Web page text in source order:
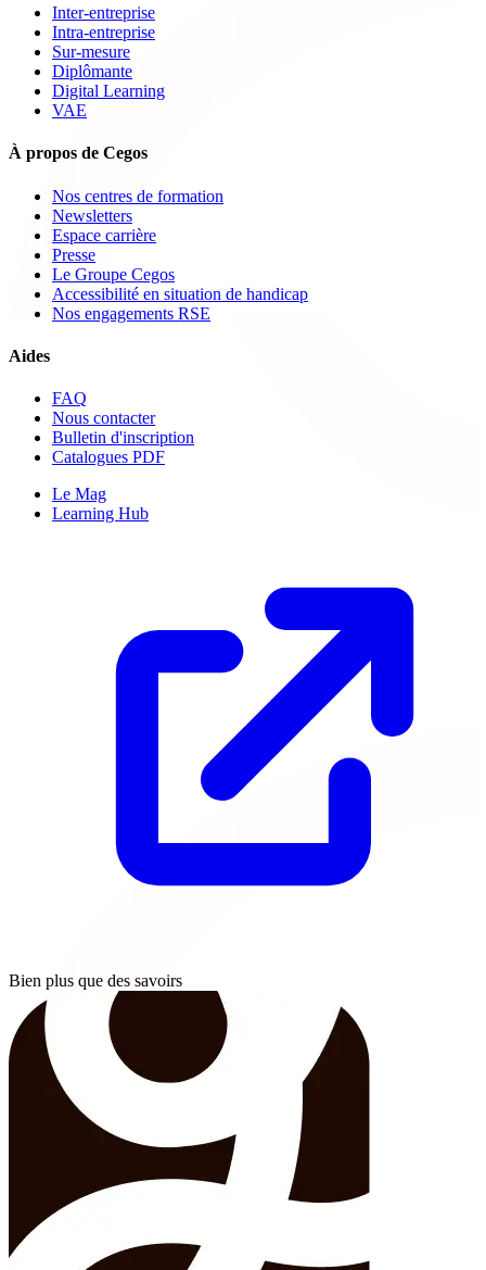
Inter-entreprise
Intra-entreprise
Sur-mesure
Diplômante
Digital Learning
VAE
À propos de Cegos
Nos centres de formation
Newsletters
Espace carrière
Presse
Le Groupe Cegos
Accessibilité en situation de handicap
Nos engagements RSE
Aides
FAQ
Nous contacter
Bulletin d'inscription
Catalogues PDF
Le Mag
Learning Hub
Bien plus que des savoirs